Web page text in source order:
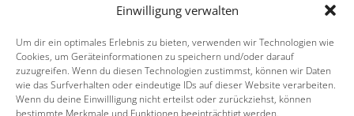
Einwilligung verwalten
Um dir ein optimales Erlebnis zu bieten, verwenden wir Technologien wie
Cookies, um Geräteinformationen zu speichern und/oder darauf
zuzugreifen. Wenn du diesen Technologien zustimmst, können wir Daten
wie das Surfverhalten oder eindeutige IDs auf dieser Website verarbeiten.
Wenn du deine Einwillligung nicht erteilst oder zurückziehst, können
bestimmte Merkmale und Funktionen beeinträchtigt werden.
Beitragsnavigation
PreviousImprovisation in
MFK – „BAMBI IS